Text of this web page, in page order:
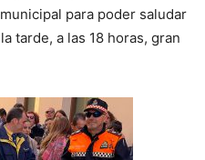
para poder saludar
tarde, a las 18 horas, gran